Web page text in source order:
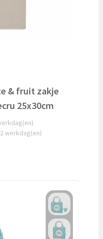
& fruit zakje
25x30cm
werkdag(en)